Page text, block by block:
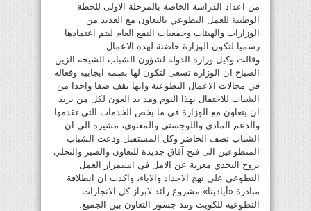
من اعداد الدراسة الخاصة بالمرحلة الاولى للخطة
الوطنية للعمل التطوعي بالتعاون مع العديد من
الوزارات والهيئات وجمعيات النفع العام ليتم اعتمادها
رسميا لتكون الوزارة حاضنة لهذه الاعمال.
وقالت وكيل وزارة الدولة لشؤون الشباب الشيخة الزين
الصباح ان الوزارة تسعى لتكون لها بصمة ايجابية وفعالة
في مجالات الاعمال التطوعية وانها تقف صفا واحدا من
الشباب للاحتفال بهذا اليوم ومد يد العون لكل من يريد
ان يتعاون مع الوزارة في ما يخص الخدمات التي تقدمها
والدعم المادي واللوجستي والمعنوي، مشيرة الى ان
الشباب نصف الحاضر وكل المستقبل.ودعت الشباب
المتطوعين الى فتح آفاق جديدة للتعاون والصبر والتحلي
بروح التحدي معربة عن الامل في استمرار العمل
التطوعي على نهج الاجداد والآباء، واكدت ان انطلاقة
مبادرة «أيادينا» مشروع رائد لابراز كل الانجازات
التطوعية للكويت ومد جسور التعاون بين الجميع.